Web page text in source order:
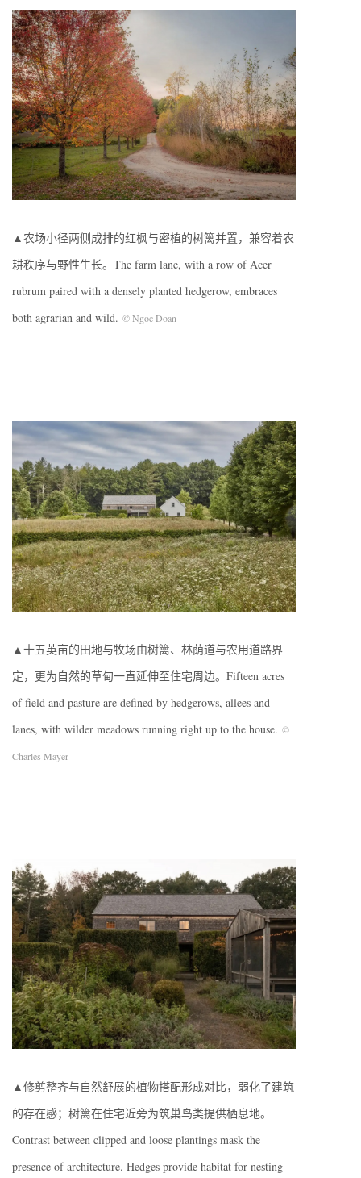
▲农场小径两侧成排的红枫与密植的树篱并置，兼容着农
耕秩序与野性生长。The farm lane, with a row of Acer
rubrum paired with a densely planted hedgerow, embraces
both agrarian and wild. © Ngoc Doan
▲十五英亩的田地与牧场由树篱、林荫道与农用道路界
定，更为自然的草甸一直延伸至住宅周边。Fifteen acres
of field and pasture are defined by hedgerows, allees and
lanes, with wilder meadows running right up to the house. ©
Charles Mayer
▲修剪整齐与自然舒展的植物搭配形成对比，弱化了建筑
的存在感；树篱在住宅近旁为筑巢鸟类提供栖息地。
Contrast between clipped and loose plantings mask the
presence of architecture. Hedges provide habitat for nesting